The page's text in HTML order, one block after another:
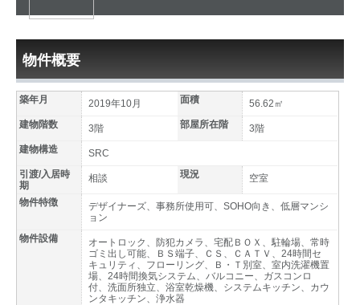
物件概要
築年月 2019年10月 面積
56.62㎡
建物階数
3階 部屋所在階
3階
建物構造
SRC
引渡/入居時
期
相談 現況 空室
物件特徴
デザイナーズ、事務所使用可、SOHO向き、低層マンシ
ョン
物件設備
オートロック、防犯カメラ、宅配ＢＯＸ、駐輪場、常時
ゴミ出し可能、ＢＳ端子、ＣＳ、ＣＡＴＶ、24時間セ
キュリティ、フローリング、Ｂ・Ｔ別室、室内洗濯機置
場、24時間換気システム、バルコニー、ガスコンロ
付、洗面所独立、浴室乾燥機、システムキッチン、カウ
ンタキッチン、浄水器